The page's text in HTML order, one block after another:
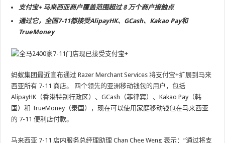
支付宝+ 马来西亚商户覆盖范围超过 8 万个商户接触点
通过它，全国7-11都接受AlipayHK、GCash、Kakao Pay和
TrueMoney
蚂蚁集团最近宣布通过 Razer Merchant Services 将支付宝+扩展到马来
西亚所有 7-11 商店。 四个领先的亚洲移动钱包的用户，包括
AlipayHK（香港特别行政区）、GCash（菲律宾）、Kakao Pay（韩
国）和 TrueMoney（泰国），现在可以使用家庭移动钱包在马来西亚
的 7-11 便利店付款。
马来西亚 7-11 店内服务总经理助理 Chan Chee Weng 表示：“通过将支